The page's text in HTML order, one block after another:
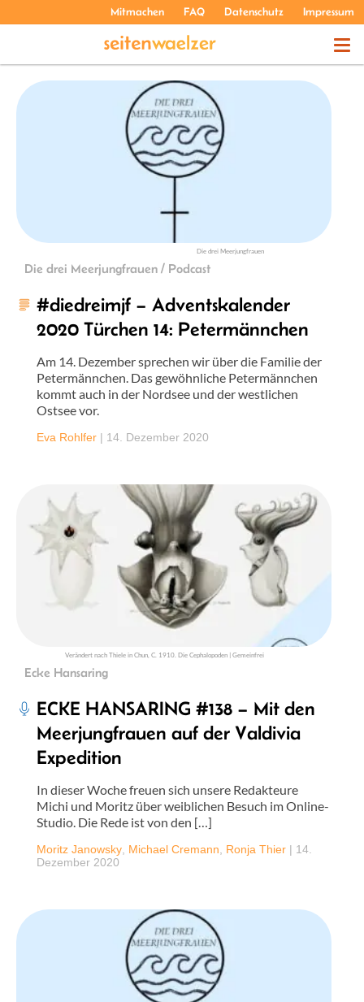
Mitmachen FAQ Datenschutz Impressum
THEMEN
PODCASTS
Die drei Meerjungfrauen
Die drei Meerjungfrauen / Podcast
#diedreimjf – Adventskalender
2020 Türchen 14: Petermännchen
Am 14. Dezember sprechen wir über die Familie der
Petermännchen. Das gewöhnliche Petermännchen
kommt auch in der Nordsee und der westlichen
Ostsee vor.
Eva Rohlfer | 14. Dezember 2020
Verändert nach Thiele in Chun, C. 1910. Die Cephalopoden | Gemeinfrei
Ecke Hansaring
ECKE HANSARING #138 – Mit den
Meerjungfrauen auf der Valdivia
Expedition
In dieser Woche freuen sich unsere Redakteure
Michi und Moritz über weiblichen Besuch im Online-
Studio. Die Rede ist von den […]
Moritz Janowsky Michael Cremann Ronja Thier | 14.
Dezember 2020